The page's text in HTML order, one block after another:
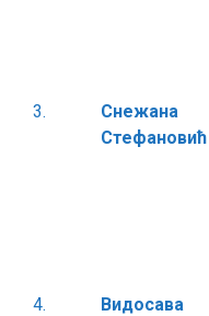
3.
Снежана
Стефановић
4.
Видосава